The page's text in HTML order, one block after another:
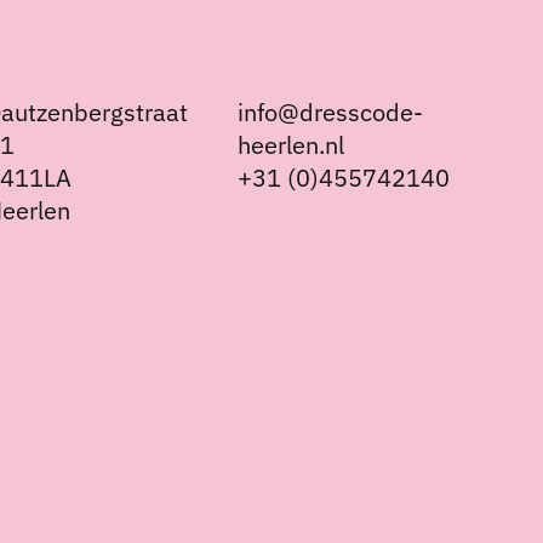
info@dresscode-
heerlen.nl
+31 (0)455742140